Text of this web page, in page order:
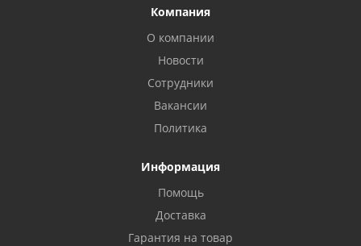
Компания
О компании
Новости
Сотрудники
Вакансии
Политика
Информация
Помощь
Доставка
Гарантия на товар